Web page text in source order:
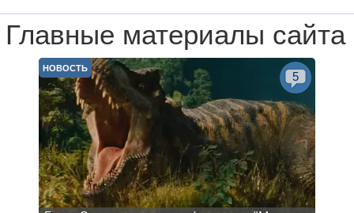
Главные материалы сайта
НОВОСТЬ
5